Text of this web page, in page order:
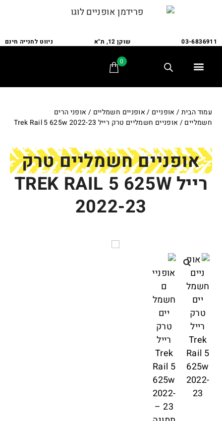
03-6836911 שוקן 12, ת"א ניווט לחנייה חינם
0
עמוד הבית/ אופניים /אופניים חשמליים / אופני הרים
חשמליים/ אופניים חשמליים טרק רייל Trek Rail 5 625w 2022-23
אופניים חשמליים טרק
רייל TREK RAIL 5 625W
2022-23